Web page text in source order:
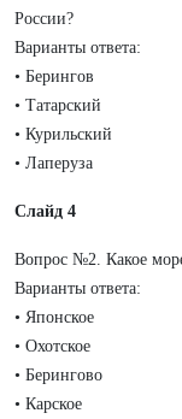
России?
Варианты ответа:
• Берингов
• Татарский
• Курильский
• Лаперуза
Слайд 4
Вопрос №2. Какое
Варианты ответа:
• Японское
• Охотское
• Берингово
• Карское